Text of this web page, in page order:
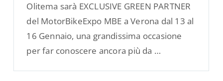
Olitema sarà EXCLUSIVE GREEN PARTNER
del MotorBikeExpo MBE a Verona dal 13 al
16 Gennaio, una grandissima occasione
per far conoscere ancora più da …